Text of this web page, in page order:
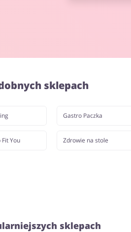
sklepach
Fit You
Gastro Paczka
Zdrowie na stole
sklepach